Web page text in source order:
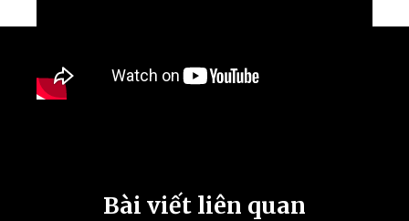
Bài viết liên quan